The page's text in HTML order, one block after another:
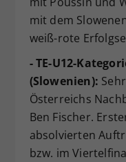
mit dem
weiß-rote
- TE-U12-
(Slowenien):
Österreichs
Ben Fischer.
absolvierten
bzw. im